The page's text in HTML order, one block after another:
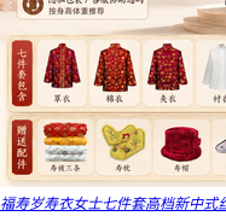
福寿岁寿衣女士七件套高档新中式